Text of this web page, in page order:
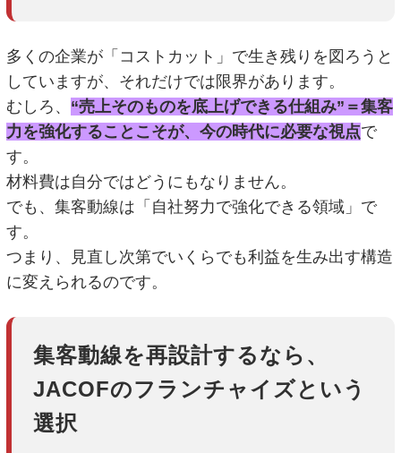
多くの企業が「コストカット」で生き残りを図ろうと
していますが、それだけでは限界があります。
むしろ、 “売上そのものを底上げできる仕組み”＝集客
力を強化することこそが、今の時代に必要な視点で
す。
材料費は自分ではどうにもなりません。
でも、集客動線は「自社努力で強化できる領域」で
す。
つまり、見直し次第でいくらでも利益を生み出す構造
に変えられるのです。
集客動線を再設計するなら、
JACOFのフランチャイズという
選択